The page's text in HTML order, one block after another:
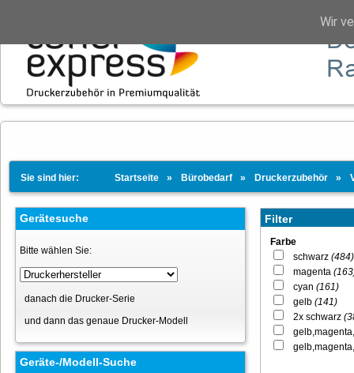
Sie sind hier: Startseite Bürobedarf Druckerzubehör
Gerätesuche
Bitte wählen Sie:
danach die Drucker-Serie
und dann das genaue Drucker-Modell
Geräte-/Modell-Suche
Filter
Farbe
schwarz (484)
magenta
cyan (161)
gelb (141)
2x schwarz
Wir